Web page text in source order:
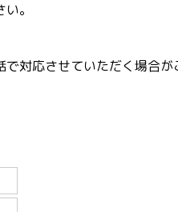
。
対応させていただく場合が